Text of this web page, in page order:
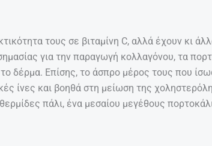
τους σε βιταμίνη C, αλλά έχουν κι
για την παραγωγή κολλαγόνου, τα
δέρμα. Επίσης, το άσπρο μέρος τους που
ίνες και βοηθά στη μείωση της
πάλι, ένα μεσαίου μεγέθους